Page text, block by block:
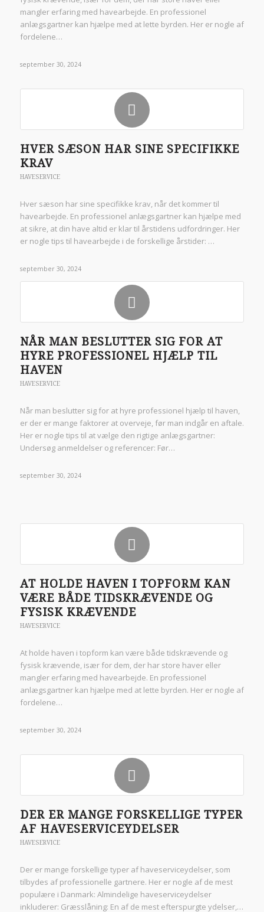
mangler erfaring med havearbejde. En professionel
anlægsgartner kan hjælpe med at lette byrden. Her er nogle af
fordelene…
september 30, 2024
HVER SÆSON HAR SINE SPECIFIKKE
KRAV
HAVESERVICE
Hver sæson har sine specifikke krav, når det kommer til
havearbejde. En professionel anlægsgartner kan hjælpe med
at sikre, at din have altid er klar til årstidens udfordringer. Her
er nogle tips til havearbejde i de forskellige årstider: …
september 30, 2024
NÅR MAN BESLUTTER SIG FOR AT
HYRE PROFESSIONEL HJÆLP TIL
HAVEN
HAVESERVICE
Når man beslutter sig for at hyre professionel hjælp til haven,
er der er mange faktorer at overveje, før man indgår en aftale.
Her er nogle tips til at vælge den rigtige anlægsgartner:
Undersøg anmeldelser og referencer: Før…
september 30, 2024
AT HOLDE HAVEN I TOPFORM KAN
VÆRE BÅDE TIDSKRÆVENDE OG
FYSISK KRÆVENDE
HAVESERVICE
At holde haven i topform kan være både tidskrævende og
fysisk krævende, især for dem, der har store haver eller
mangler erfaring med havearbejde. En professionel
anlægsgartner kan hjælpe med at lette byrden. Her er nogle af
fordelene…
september 30, 2024
DER ER MANGE FORSKELLIGE TYPER
AF HAVESERVICEYDELSER
HAVESERVICE
Der er mange forskellige typer af haveserviceydelser, som
tilbydes af professionelle gartnere. Her er nogle af de mest
populære i Danmark: Almindelige haveserviceydelser
inkluderer: Græsslåning: En af de mest efterspurgte ydelser,…